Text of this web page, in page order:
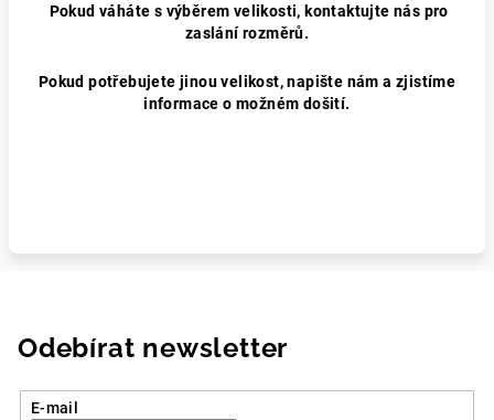
Pokud váháte s výběrem velikosti, kontaktujte nás pro
zaslání rozměrů.
Pokud potřebujete jinou velikost, napište nám a zjistíme
informace o možném došití.
Odebírat newsletter
E-mail